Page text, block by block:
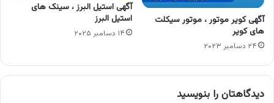
آگهی کویر موتور ، موتور سیکلت
های کویر
۲۴ دسامبر ۲۰۲۳
آگهی استیل البرز ، سینک های
استیل البرز
۱۴ دسامبر ۲۰۲۵
دیدگاهتان را بنویسید